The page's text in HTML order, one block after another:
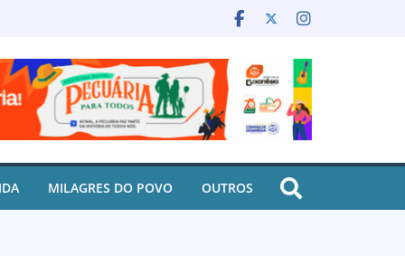
MILAGRES DO POVO OUTROS